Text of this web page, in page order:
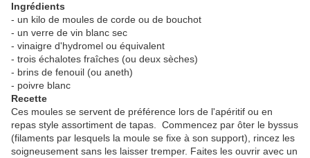
Ingrédients
- un kilo de moules de corde ou de bouchot
- un verre de vin blanc sec
- vinaigre d'hydromel ou équivalent
- trois échalotes fraîches (ou deux sèches)
- brins de fenouil (ou aneth)
- poivre blanc
Recette
Ces moules se servent de préférence lors de l'apéritif ou en
repas style assortiment de tapas. Commencez par ôter le byssus
(filaments par lesquels la moule se fixe à son support), rincez les
soigneusement sans les laisser tremper. Faites les ouvrir avec un